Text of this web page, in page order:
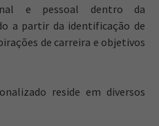
e pessoal dentro da
a partir da identificação de
de carreira e objetivos
reside em diversos